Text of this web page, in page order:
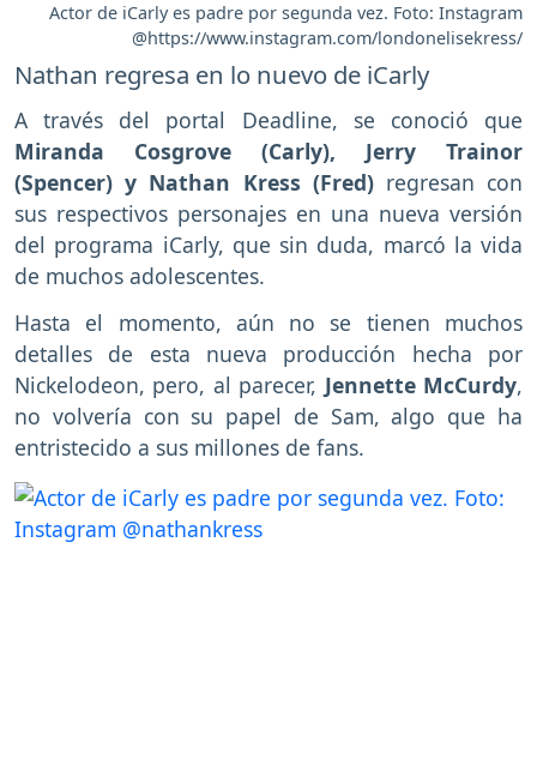
Actor de iCarly es padre por segunda vez. Foto: Instagram
@https://www.instagram.com/londonelisekress/
Nathan regresa en lo nuevo de iCarly
A través del portal Deadline, se conoció que
Miranda Cosgrove (Carly), Jerry Trainor
(Spencer) y Nathan Kress (Fred)regresan con
sus respectivos personajes en una nueva versión
del programa iCarly, que sin duda, marcó la vida
de muchos adolescentes.
Hasta el momento, aún no se tienen muchos
detalles de esta nueva producción hecha por
Nickelodeon, pero, al parecer, Jennette McCurdy,
no volvería con su papel de Sam, algo que ha
entristecido a sus millones de fans.